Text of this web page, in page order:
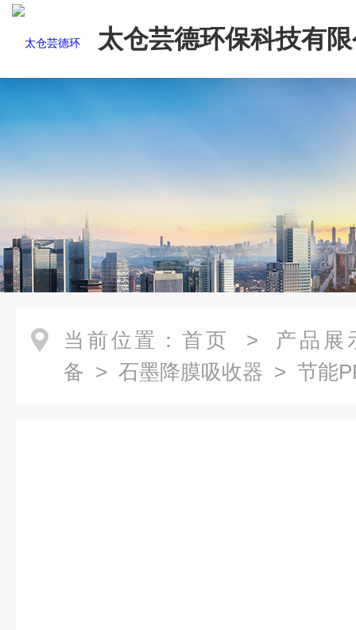
太仓芸德环保科技有
当前位置： 首页 > 产品展
备 > 石墨降膜吸收器 > 节能